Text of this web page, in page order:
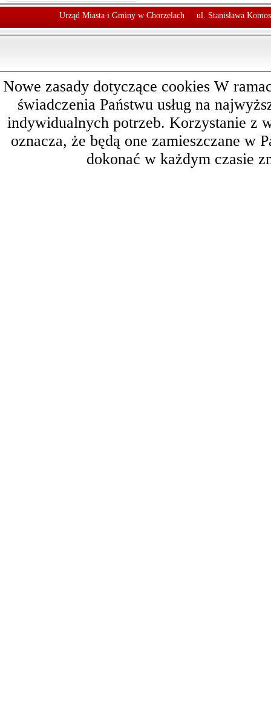
Urząd Miasta i Gminy w Chorzelach ul. Stanisława
Nowe zasady dotyczące cookies W
świadczenia Państwu usług na
indywidualnych potrzeb. Korzystanie z
oznacza, że będą one zamieszczane w
dokonać w każdym czasie